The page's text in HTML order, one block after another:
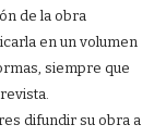
de la obra
en un volumen
siempre que
difundir su obra a